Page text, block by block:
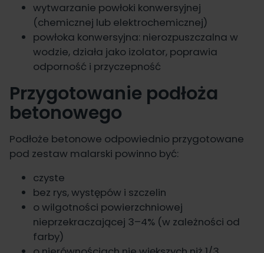
wytwarzanie powłoki konwersyjnej
(chemicznej lub elektrochemicznej)
powłoka konwersyjna: nierozpuszczalna w
wodzie, działa jako izolator, poprawia
odporność i przyczepność
Przygotowanie podłoża
betonowego
Podłoże betonowe odpowiednio przygotowane
pod zestaw malarski powinno być:
czyste
bez rys, występów i szczelin
o wilgotności powierzchniowej
nieprzekraczającej 3–4% (w zależności od
farby)